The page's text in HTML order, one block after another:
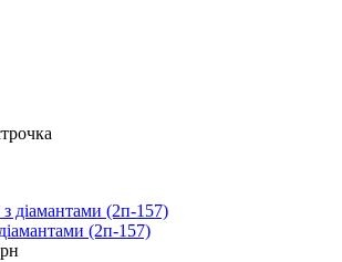
(2п-157)